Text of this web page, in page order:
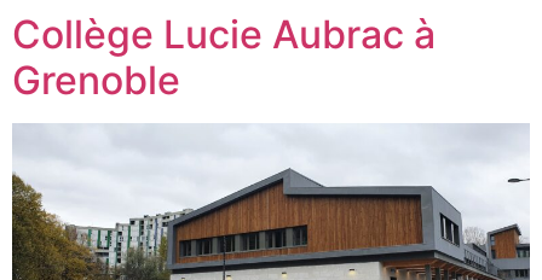
Collège Lucie Aubrac à
Grenoble